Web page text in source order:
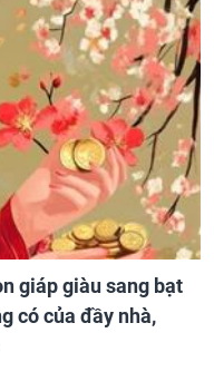
giáp giàu sang bạt
có của đầy nhà,